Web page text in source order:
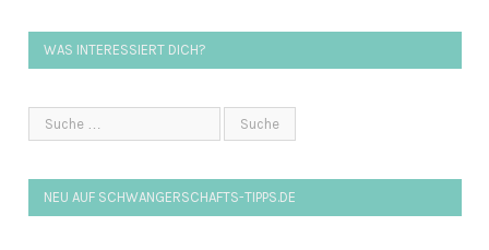
WAS INTERESSIERT DICH?
NEU AUF SCHWANGERSCHAFTS-TIPPS.DE